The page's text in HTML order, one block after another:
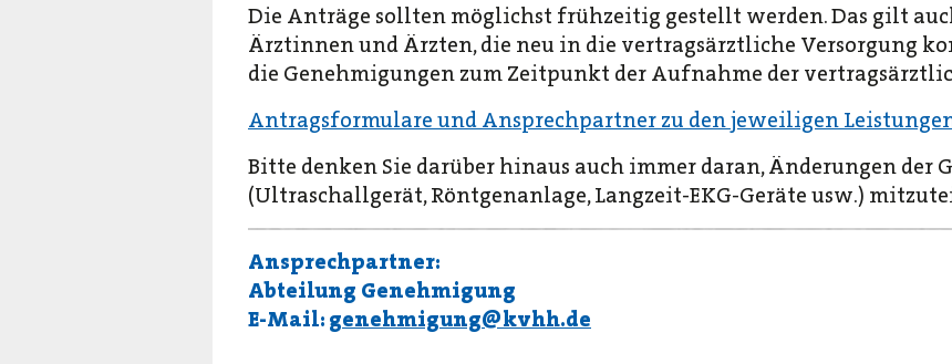
Die Anträge sollten möglichst frühzeitig gestellt werden. Das gilt
Ärztinnen und Ärzten, die neu in die vertragsärztliche Versorgung
die Genehmigungen zum Zeitpunkt der Aufnahme der
Antragsformulare und Ansprechpartner zu den jeweiligen
Bitte denken Sie darüber hinaus auch immer daran, Änderungen der
(Ultraschallgerät, Röntgenanlage, Langzeit-EKG-Geräte usw.)
Ansprechpartner:
Abteilung Genehmigung
E-Mail: genehmigung@kvhh.de